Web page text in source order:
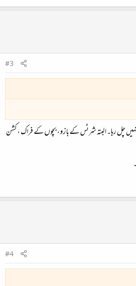
#3
چل رہا۔ البتہ شرٹس کے بازو، بچوں کے فراک ، کشن
#4